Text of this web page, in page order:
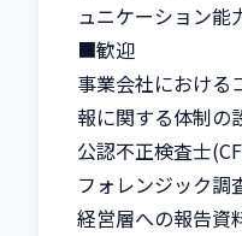
ュニケーション能
■歓迎
事業会社における
報に関する体制の
公認不正検査士
フォレンジック調
経営層への報告資